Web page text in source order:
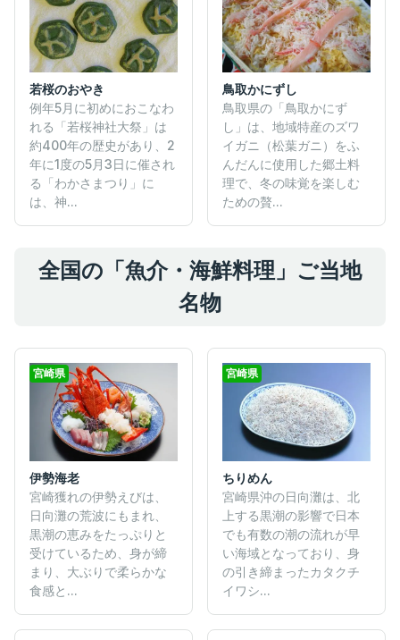
若桜のおやき
例年5月に初めにおこなわ
れる「若桜神社大祭」は
約400年の歴史があり、2
年に1度の5月3日に催され
る「わかさまつり」に
は、神...
鳥取かにずし
鳥取県の「鳥取かにず
し」は、地域特産のズワ
イガニ（松葉ガニ）をふ
んだんに使用した郷土料
理で、冬の味覚を楽しむ
ための贅...
全国の「魚介・海鮮料理」ご当地
名物
宮崎県
伊勢海老
宮崎獲れの伊勢えびは、
日向灘の荒波にもまれ、
黒潮の恵みをたっぷりと
受けているため、身が締
まり、大ぶりで柔らかな
食感と...
宮崎県
ちりめん
宮崎県沖の日向灘は、北
上する黒潮の影響で日本
でも有数の潮の流れが早
い海域となっており、身
の引き締まったカタクチ
イワシ...